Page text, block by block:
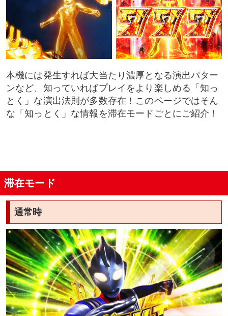
本機には発生すれば大当たり濃厚となる演出パター
ンなど、知っていればプレイをより楽しめる「知っ
とく」な演出法則が多数存在！このページではそん
な「知っとく」な情報を滞在モードごとにご紹介！
滞在モード
通常時